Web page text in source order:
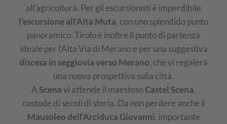
all’agricoltura. Per gli escursionisti è imperdibile
l’escursione all’Alta Muta, con uno splendido punto
panoramico. Tirolo è inoltre il punto di partenza
ideale per l’Alta Via di Merano e per una suggestiva
discesa in seggiovia verso Merano, che vi regalerà
una nuova prospettiva sulla città.
AScenavi attende il maestosoCastel Scena,
custode di secoli di storia. Da non perdere anche il
Mausoleo dell’Arciduca Giovanni, importante